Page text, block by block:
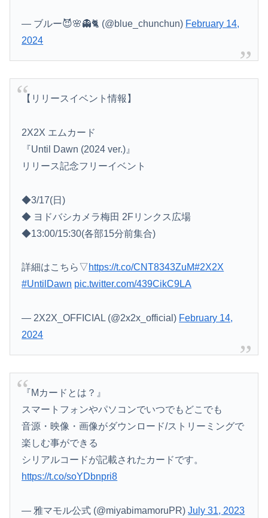
— ブルー😈🌸👻🐈 (@blue_chunchun) February 14,
2024
【リリースイベント情報】
2X2X エムカード
『Until Dawn (2024 ver.)』
リリース記念フリーイベント
◆3/17(日)
◆ ヨドバシカメラ梅田 2Fリンクス広場
◆13:00/15:30(各部15分前集合)
詳細はこちら▽ https://t.co/CNT8343ZuM#2X2X
#UntilDawn pic.twitter.com/439CikC9LA
— 2X2X_OFFICIAL (@2x2x_official) February 14,
2024
『Mカードとは？』
スマートフォンやパソコンでいつでもどこでも
音源・映像・画像がダウンロード/ストリーミングで
楽しむ事ができる
シリアルコードが記載されたカードです。
https://t.co/soYDbnpri8
— 雅マモル公式 (@miyabimamoruPR)July 31, 2023